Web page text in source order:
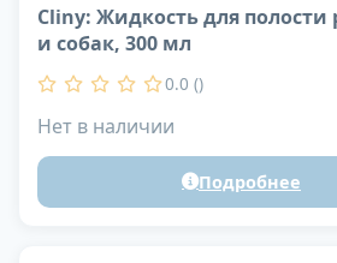
Cliny: Жидкость для полости
и собак, 300 мл
0.0 ()
Нет в наличии
Подробнее